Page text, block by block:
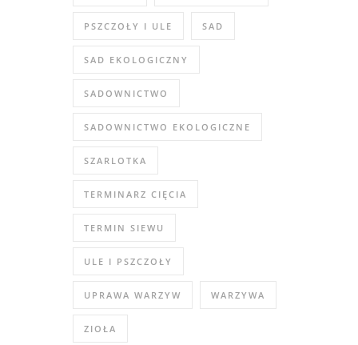
PSZCZOŁY I ULE SAD
SAD EKOLOGICZNY
SADOWNICTWO
SADOWNICTWO EKOLOGICZNE
SZARLOTKA
TERMINARZ CIĘCIA
TERMIN SIEWU
ULE I PSZCZOŁY
UPRAWA WARZYW WARZYWA
ZIOŁA